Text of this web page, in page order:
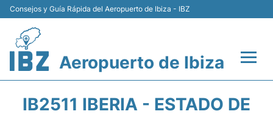
Consejos y Guía Rápida del Aeropuerto de Ibiza - IBZ
Aeropuerto de Ibiza
IB2511 IBERIA - ESTADO DE